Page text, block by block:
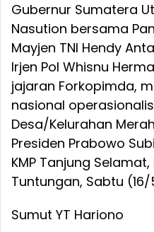
Gubernur Sumatera
Nasution bersama
Mayjen TNI Hendy
Irjen Pol Whisnu
jajaran Forkopimda,
nasional
Desa/Kelurahan
Presiden Prabowo
KMP Tanjung
Tuntungan, Sabtu
Sumut YT Hariono